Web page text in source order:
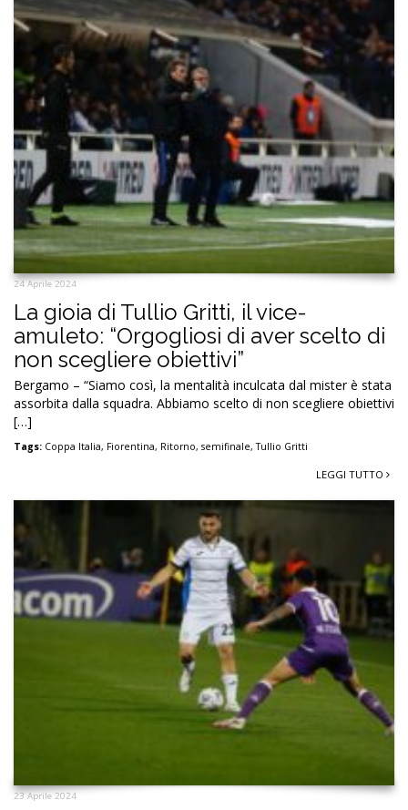
24 Aprile 2024
La gioia di Tullio Gritti, il vice-
amuleto: “Orgogliosi di aver scelto di
non scegliere obiettivi”
Bergamo – “Siamo così, la mentalità inculcata dal mister è stata
assorbita dalla squadra. Abbiamo scelto di non scegliere obiettivi
[…]
Tags: Coppa Italia, Fiorentina, Ritorno, semifinale,Tullio Gritti
LEGGI TUTTO
23 Aprile 2024